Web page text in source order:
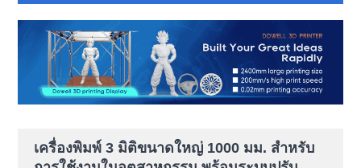
เครื่องพิมพ์ 3 มิติขนาดใหญ่ 1000 มม. สำหรับ